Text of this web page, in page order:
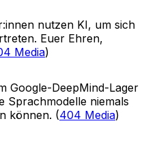
nutzen KI, um sich
Euer Ehren,
Media)
Google-DeepMind-Lager
Sprachmodelle niemals
können. (404 Media)